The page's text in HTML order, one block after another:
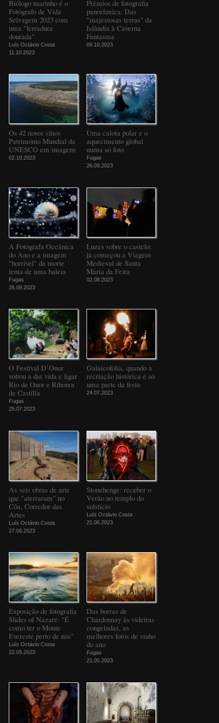
Biólogo marinho é o
Fotógrafo de Vida
Selvagem 2023 com
uma "ferradura
dourada"
Luís Octávio Costa
11.10.2023
Prémios de fotografia
panorâmica: Das
"majestosas terras" da
Islândia à Caverna
Fantasma
09.10.2023
Os 42 novos sítios
Património Mundial da
UNESCO em imagens
02.10.2023
Uma calota polar e o
aquecimento global
numa só foto
Fugas
26.09.2023
A Fotógrafa Oceânica
do Ano e a imagem
"horrível" da morte
lenta de uma baleia
Fugas
26.09.2023
Luzes sobre o castelo:
já começou a Viagem
Medieval de Santa
Maria da Feira
02.08.2023
O Festival D’Onor
voltou a dar vida e ligar
Rio de Onor e Rihonor
de Castilla
Fugas
25.07.2023
Galaicofolia, quando a
recriação histórica é só
uma parte da festa
24.07.2023
As seis obras de arte
que "aterraram" no
Côa, Corredor das
Artes
Luís Octávio Costa
27.06.2023
Stonehenge: receber o
Verão no templo do
solstício
Luís Octávio Costa
21.06.2023
Exposição de fotografia
Slides of Nazaré: "É
como ter o Monte
Evereste perto de nós"
Luís Octávio Costa
22.05.2023
Das borras de
Chardonnay às videiras
congeladas, as
melhores fotos de vinho
do ano
Fugas
21.05.2023